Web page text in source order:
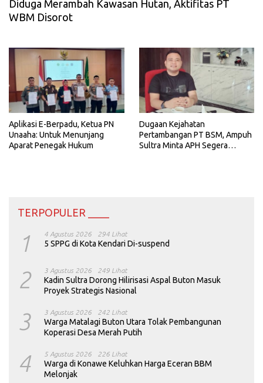
Diduga Merambah Kawasan Hutan, Aktifitas PT
WBM Disorot
Aplikasi E-Berpadu, Ketua PN
Unaaha: Untuk Menunjang
Aparat Penegak Hukum
Dugaan Kejahatan
Pertambangan PT BSM, Ampuh
Sultra Minta APH Segera
TERPOPULER ____
1 4 Agustus 2026 294 Lihat
5 SPPG di Kota Kendari Di-suspend
2 3 Agustus 2026 249 Lihat
Kadin Sultra Dorong Hilirisasi Aspal Buton Masuk
Proyek Strategis Nasional
3 3 Agustus 2026 242 Lihat
Warga Matalagi Buton Utara Tolak Pembangunan
Koperasi Desa Merah Putih
4 5 Agustus 2026 226 Lihat
Warga di Konawe Keluhkan Harga Eceran BBM
Melonjak